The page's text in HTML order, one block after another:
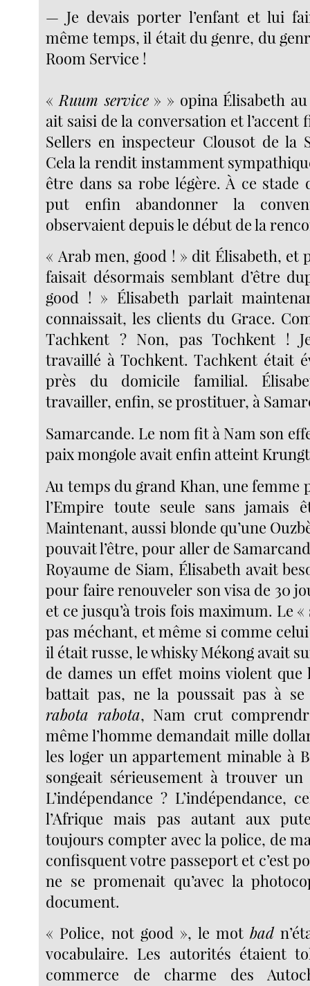
— Je devais porter l’enfant et lui
même temps, il était du genre, du
Room Service !
« Ruum service» » opina Élisabeth
ait saisi de la conversation et l’accent
Sellers en inspecteur Clousot de la
Cela la rendit instamment
être dans sa robe légère. À ce stade
put enfin abandonner la
observaient depuis le début de la
« Arab men, good ! » dit Élisabeth, et
faisait désormais semblant d’être
good ! » Élisabeth parlait
connaissait, les clients du Grace.
Tachkent ? Non, pas Tochkent !
travaillé à Tochkent. Tachkent était
près du domicile familial.
travailler, enfin, se prostituer, à
Samarcande. Le nom fit à Nam son
paix mongole avait enfin atteint
Au temps du grand Khan, une femme
l’Empire toute seule sans jamais
Maintenant, aussi blonde qu’une
pouvait l’être, pour aller de
Royaume de Siam, Élisabeth avait
pour faire renouveler son visa de 30
et ce jusqu’à trois fois maximum. Le «
pas méchant, et même si comme
il était russe, le whisky Mékong avait
de dames un effet moins violent que
battait pas, ne la poussait pas à
rabota rabota, Nam crut
même l’homme demandait mille
les loger un appartement minable à
songeait sérieusement à trouver
L’indépendance ? L’indépendance,
l’Afrique mais pas autant aux
toujours compter avec la police, de
confisquent votre passeport et c’est
ne se promenait qu’avec la
document.
« Police, not good », le motbad
vocabulaire. Les autorités étaient
commerce de charme des